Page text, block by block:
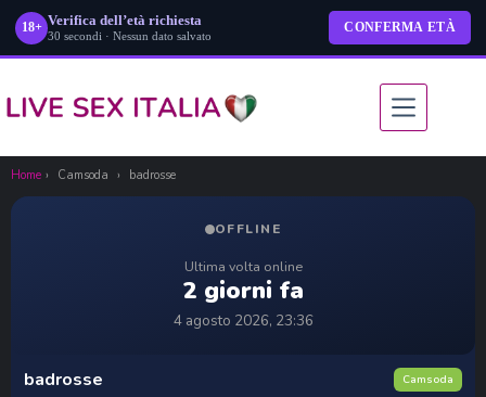
18+ Verifica dell’età richiesta
30 secondi · Nessun dato salvato
CONFERMA ETÀ
contenuto
Home › Camsoda › badrosse
OFFLINE
Ultima volta online
2 giorni fa
4 agosto 2026, 23:36
badrosse Camsoda